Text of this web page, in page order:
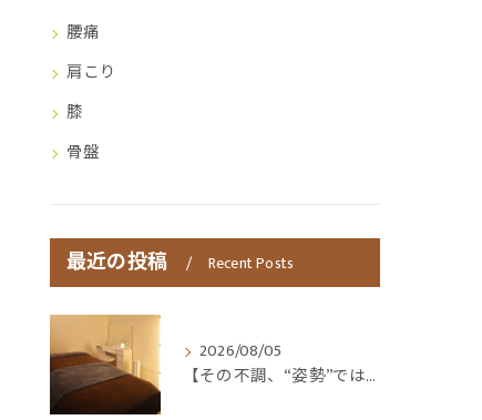
腰痛
肩こり
膝
骨盤
最近の投稿 Recent Posts
2026/08/05
【その不調、“姿勢”ではなく“呼吸”かもしれません😮‍💨】